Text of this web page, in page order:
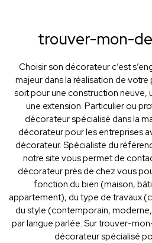
trouver-mon-
Choisir son décorateur c’est
majeur dans la réalisation de
soit pour une construction neuve,
une extension. Particulier ou
décorateur spécialisé dans la
décorateur pour les entreprises
décorateur. Spécialiste du
notre site vous permet de
décorateur près de chez vous
fonction du bien (maison,
appartement), du type de travaux
du style (contemporain,
par langue parlée. Sur trouver-
décorateur spécialisé